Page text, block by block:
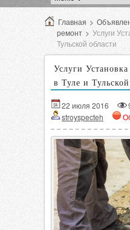
Главная >
ремонт > Услуги
Тульской области
Услуги
в Туле и
22 июля 2016
stroyspecteh